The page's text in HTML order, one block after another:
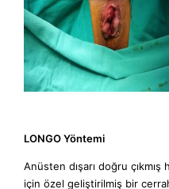
LONGO Yöntemi
Anüsten dışarı doğru
için özel geliştirilmiş bir